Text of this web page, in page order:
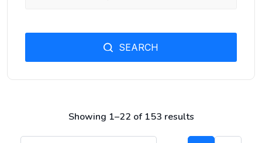
Showing 1–22 of 153 results
SEARCH